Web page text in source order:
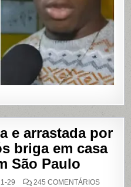
DE
VÍDEOS
ÍNTIMOS
EM
BAHIA
e arrastada por
briga em casa
São Paulo
29 245 COMENTÁRIOSEM